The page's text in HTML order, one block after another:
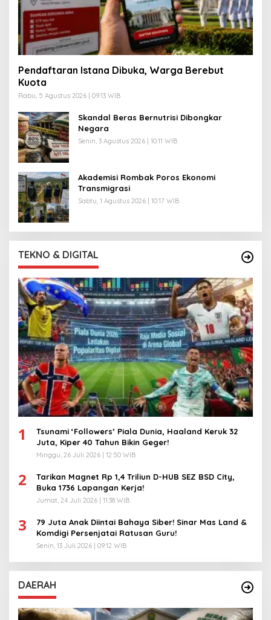
Pendaftaran Istana Dibuka, Warga Berebut
Kuota
Rabu, 5 Agustus 2026 | 09:13 WIB
Skandal Beras Bernutrisi Dibongkar
Negara
Senin, 3 Agustus 2026 | 10:11 WIB
Akademisi Rombak Poros Ekonomi
Transmigrasi
Sabtu, 1 Agustus 2026 | 10:17 WIB
TEKNO & DIGITAL
1
Tsunami ‘Followers’ Piala Dunia, Haaland Keruk 32
Juta, Kiper 40 Tahun Bikin Geger!
Minggu, 26 Juli 2026 | 12:50 WIB
2
Tarikan Magnet Rp 1,4 Triliun D-HUB SEZ BSD City,
Buka 1736 Lapangan Kerja!
Jumat, 24 Juli 2026 | 11:38 WIB
3
79 Juta Anak Diintai Bahaya Siber! Sinar Mas Land &
Komdigi Persenjatai Ratusan Guru!
Senin, 13 Juli 2026 | 09:12 WIB
DAERAH